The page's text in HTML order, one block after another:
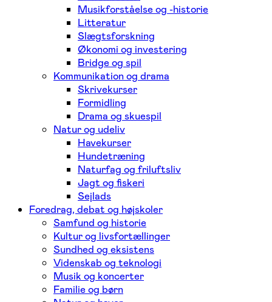
Musikforståelse og -historie
Litteratur
Slægtsforskning
Økonomi og investering
Bridge og spil
Kommunikation og drama
Skrivekurser
Formidling
Drama og skuespil
Natur og udeliv
Havekurser
Hundetræning
Naturfag og friluftsliv
Jagt og fiskeri
Sejlads
Foredrag, debat og højskoler
Samfund og historie
Kultur og livsfortællinger
Sundhed og eksistens
Videnskab og teknologi
Musik og koncerter
Familie og børn